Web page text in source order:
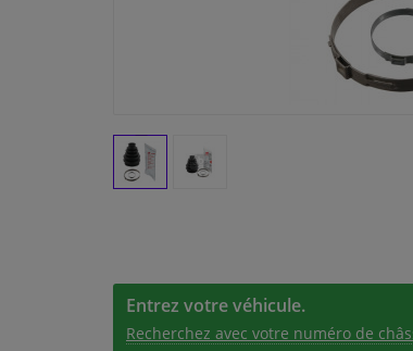
Entrez votre véhicule.
Recherchez avec votre numéro de